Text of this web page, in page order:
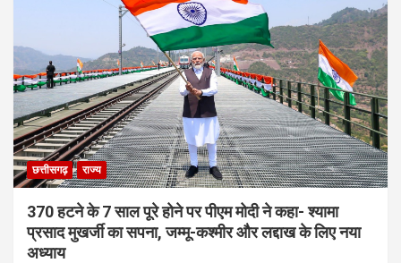
छत्तीसगढ़ राज्य
370 हटने के 7 साल पूरे होने पर पीएम मोदी ने कहा- श्यामा
प्रसाद मुखर्जी का सपना, जम्मू-कश्मीर और लद्दाख के लिए नया
अध्याय